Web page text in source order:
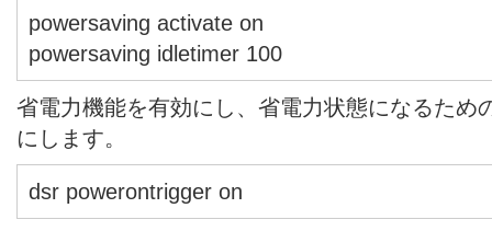
powersaving activate on
powersaving idletimer 100
省電力機能を有効にし、省電力状態になるため
にします。
dsr powerontrigger on